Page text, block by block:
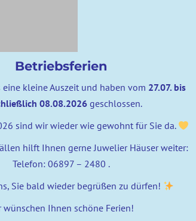
Betriebsferien
kleine Auszeit und haben vom 27.07. bis
08.08.2026geschlossen.
sind wir wieder wie gewohnt für Sie da.
hilft Ihnen gerne Juwelier Häuser weiter:
Telefon: 06897 – 2480 .
Sie bald wieder begrüßen zu dürfen!
wünschen Ihnen schöne Ferien!